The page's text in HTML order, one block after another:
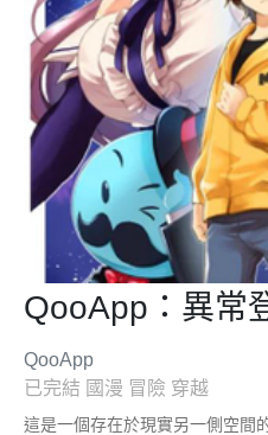
QooApp：異常
QooApp
已完結 國漫 冒險 穿越
這是一個存在於現實另一側空間